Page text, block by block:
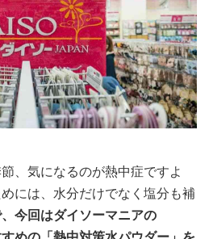
、気になるのが熱中症ですよ
には、水分だけでなく塩分も補
今回はダイソーマニアの